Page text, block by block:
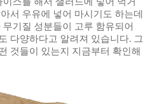
서 우유에 넣어 마시기도 하는데
기질 성분들이 고루 함유되어
다양하다고 알려져 있습니다. 그
것들이 있는지 지금부터 확인해